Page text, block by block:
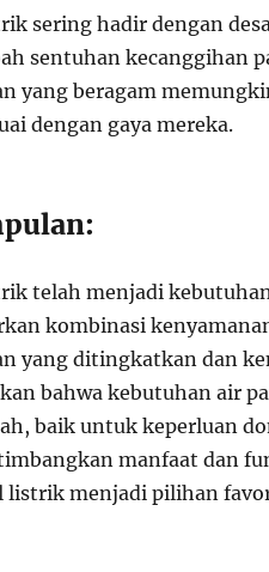
sering hadir dengan
sentuhan kecanggihan
yang beragam
dengan gaya mereka.
telah menjadi
kombinasi
yang ditingkatkan dan
bahwa kebutuhan air
baik untuk keperluan
manfaat dan
listrik menjadi pilihan